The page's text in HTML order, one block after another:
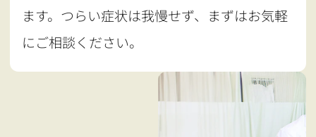
ます。つらい症状は我慢せず、まずはお気軽
にご相談ください。